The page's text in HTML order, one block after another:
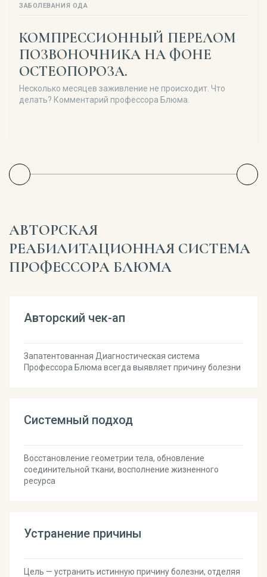
ЗАБОЛЕВАНИЯ ОДА
КОМПРЕССИОННЫЙ ПЕРЕЛОМ
ПОЗВОНОЧНИКА НА ФОНЕ
ОСТЕОПОРОЗА.
Несколько месяцев заживление не происходит. Что
делать? Комментарий профессора Блюма.
АВТОРСКАЯ
РЕАБИЛИТАЦИОННАЯ СИСТЕМА
ПРОФЕССОРА БЛЮМА
Авторский чек-ап
Запатентованная Диагностическая система
Профессора Блюма всегда выявляет причину болезни
Системный подход
Восстановление геометрии тела, обновление
соединительной ткани, восполнение жизненного
ресурса
Устранение причины
Цель — устранить истинную причину болезни, отделяя